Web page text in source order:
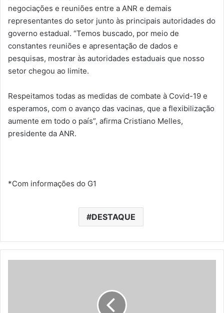
negociações e reuniões entre a ANR e demais
representantes do setor junto às principais autoridades do
governo estadual. “Temos buscado, por meio de
constantes reuniões e apresentação de dados e
pesquisas, mostrar às autoridades estaduais que nosso
setor chegou ao limite.
Respeitamos todas as medidas de combate à Covid-19 e
esperamos, com o avanço das vacinas, que a flexibilização
aumente em todo o país”, afirma Cristiano Melles,
presidente da ANR.
*Com informações do G1
DESTAQUE